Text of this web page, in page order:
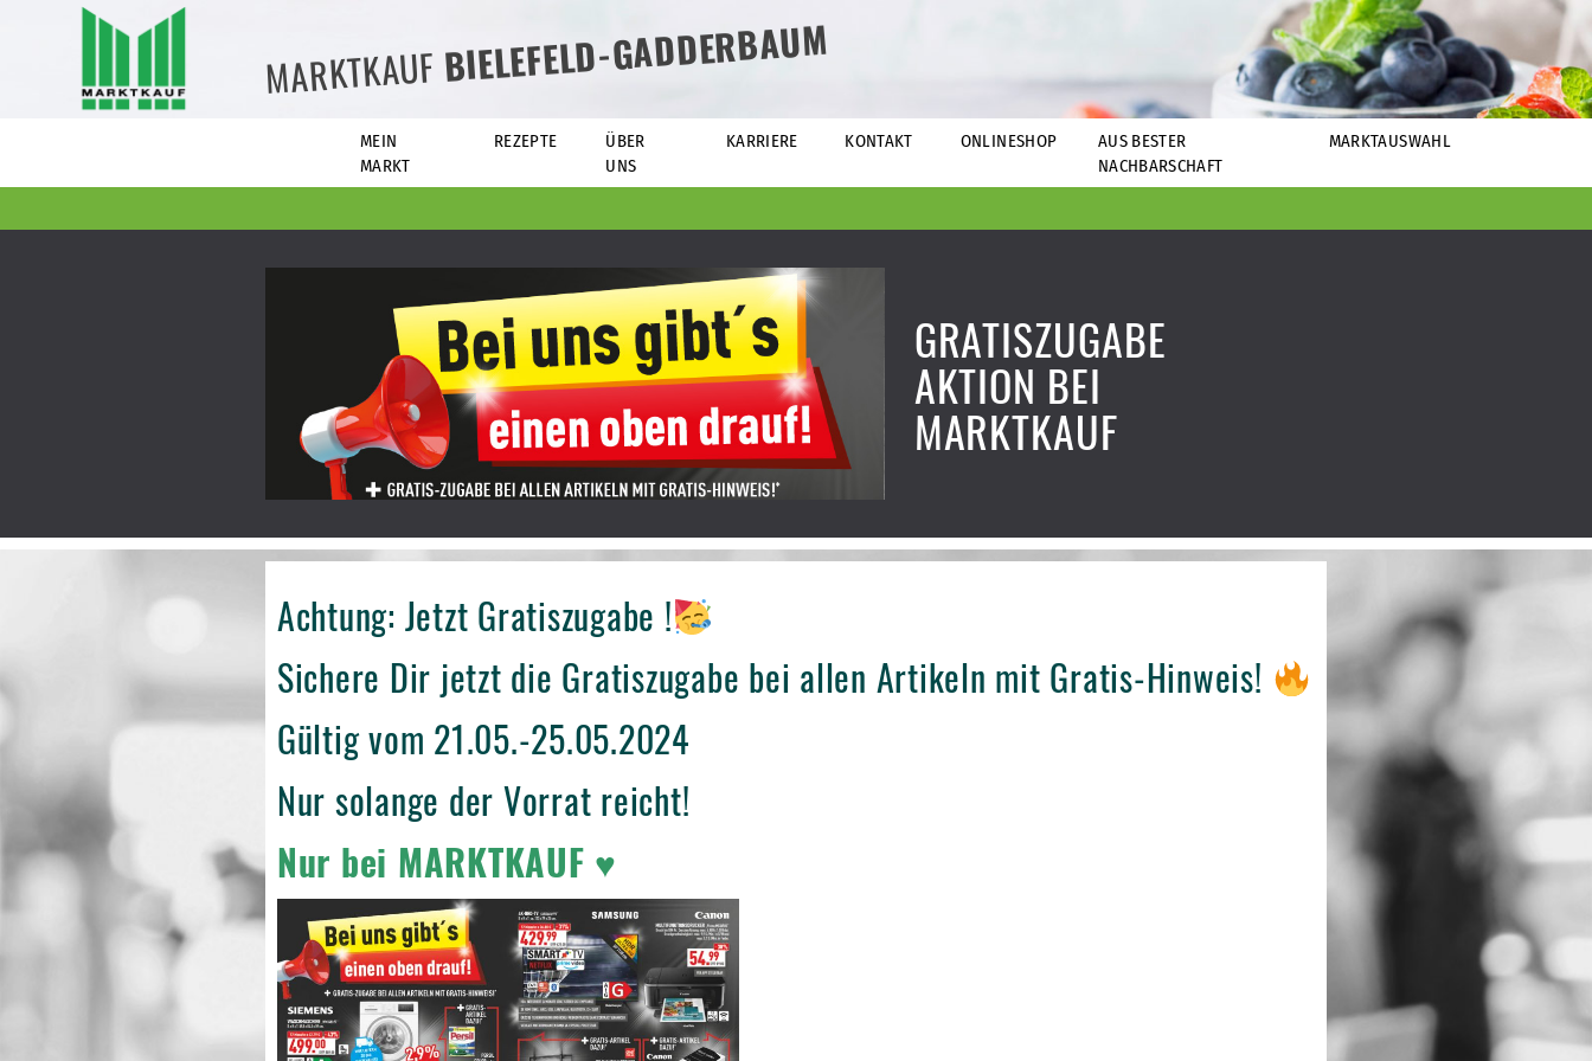
MARKTKAUFBIELEFELD-GADDERBAUM
MEIN
MARKT
REZEPTE
ÜBER
UNS
KARRIERE KONTAKT ONLINESHOP
AUS BESTER
NACHBARSCHAFT
MARKTAUSWAHL
GRATISZUGABE
AKTION BEI
MARKTKAUF
Achtung: Jetzt Gratiszugabe !
Sichere Dir jetzt die Gratiszugabe bei allen Artikeln mit Gratis-Hinweis!
Gültig vom 21.05.-25.05.2024
Nur solange der Vorrat reicht!
Nur bei MARKTKAUF ♥